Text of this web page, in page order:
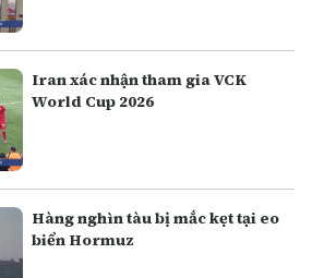
Iran xác nhận tham gia VCK
World Cup 2026
Hàng nghìn tàu bị mắc kẹt tại eo
biển Hormuz